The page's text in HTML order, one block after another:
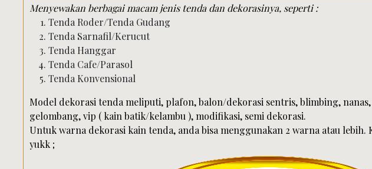
Menyewakan berbagai macam jenis tenda dan dekorasinya, seperti :
Tenda Roder/Tenda Gudang
Tenda Sarnafil/Kerucut
Tenda Hanggar
Tenda Cafe/Parasol
Tenda Konvensional
Model dekorasi tenda meliputi, plafon, balon/dekorasi sentris, blimbing,
gelombang, vip ( kain batik/kelambu ), modifikasi, semi dekorasi.
Untuk warna dekorasi kain tenda, anda bisa menggunakan 2 warna atau lebih.
yukk ;